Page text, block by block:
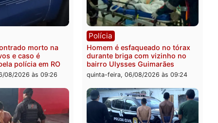
ler...